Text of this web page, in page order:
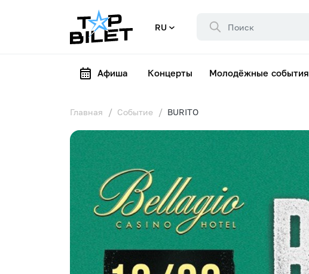
RU
Афиша Концерты Молодёжные события
Главная Событие BURITO